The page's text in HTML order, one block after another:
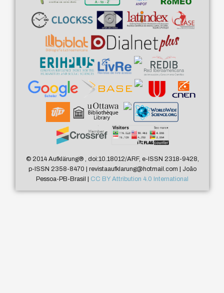
© 2014 Aufklärung®, doi:10.18012/ARF, e-ISSN 2318-9428,
p-ISSN 2358-8470 | revistaaufklarung@hotmail.com | João
Pessoa-PB-Brasil | CC BY Attribution 4.0 International